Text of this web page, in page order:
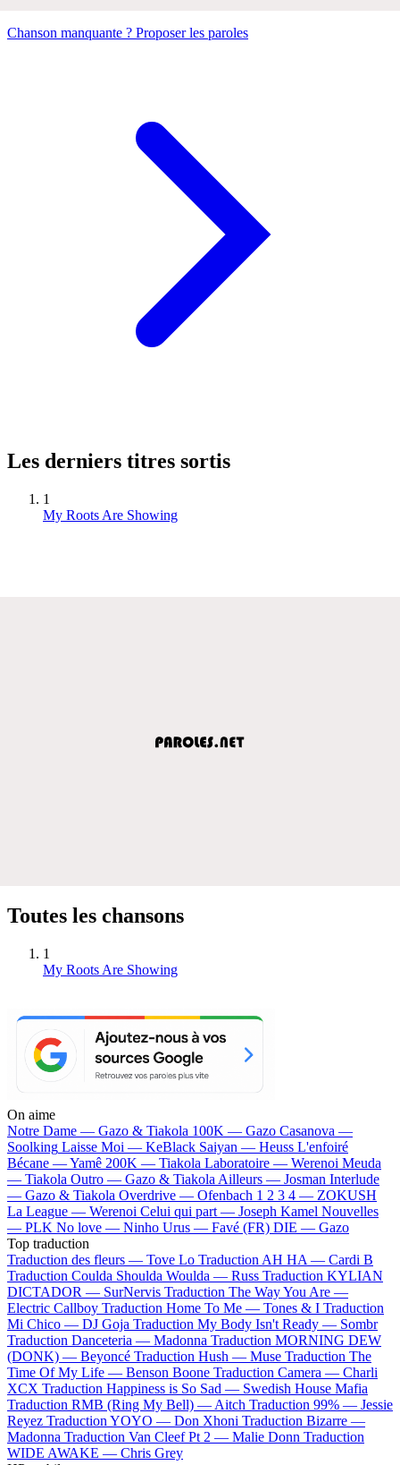
Chanson manquante ? Proposer les paroles
Les derniers titres sortis
1
My Roots Are Showing
Toutes les chansons
1
My Roots Are Showing
On aime
Notre Dame — Gazo & Tiakola 100K — Gazo Casanova —
Soolking Laisse Moi — KeBlack Saiyan — Heuss L'enfoiré
Bécane —Yamê 200K — Tiakola Laboratoire — Werenoi Meuda
— Tiakola Outro — Gazo & Tiakola Ailleurs — Josman Interlude
— Gazo & Tiakola Overdrive — Ofenbach 1 2 3 4 — ZOKUSH
La League — Werenoi Celui qui part — Joseph Kamel Nouvelles
— PLK No love — Ninho Urus — Favé (FR) DIE — Gazo
Top traduction
Traduction des fleurs — Tove Lo Traduction AH HA — Cardi B
Traduction Coulda Shoulda Woulda — Russ Traduction KYLIAN
DICTADOR — SurNervis Traduction The Way You Are —
Electric Callboy Traduction Home To Me — Tones & I Traduction
Mi Chico — DJ Goja Traduction My Body Isn't Ready — Sombr
Traduction Danceteria — Madonna Traduction MORNING DEW
(DONK) — Beyoncé Traduction Hush — Muse Traduction The
Time Of My Life — Benson Boone Traduction Camera — Charli
XCX Traduction Happiness is So Sad — Swedish House Mafia
Traduction RMB (Ring My Bell) — Aitch Traduction 99% — Jessie
Reyez Traduction YOYO — Don Xhoni Traduction Bizarre —
Madonna Traduction Van Cleef Pt 2 — Malie Donn Traduction
WIDE AWAKE — Chris Grey